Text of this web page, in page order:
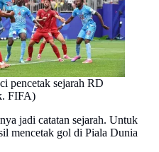
pencetak sejarah RD
FIFA)
jadi catatan sejarah. Untuk
mencetak gol di Piala Dunia